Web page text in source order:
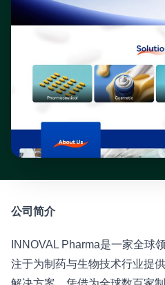
公司简介
INNOVAL Pharma是一家全球
注于为制药与生物技术行业提